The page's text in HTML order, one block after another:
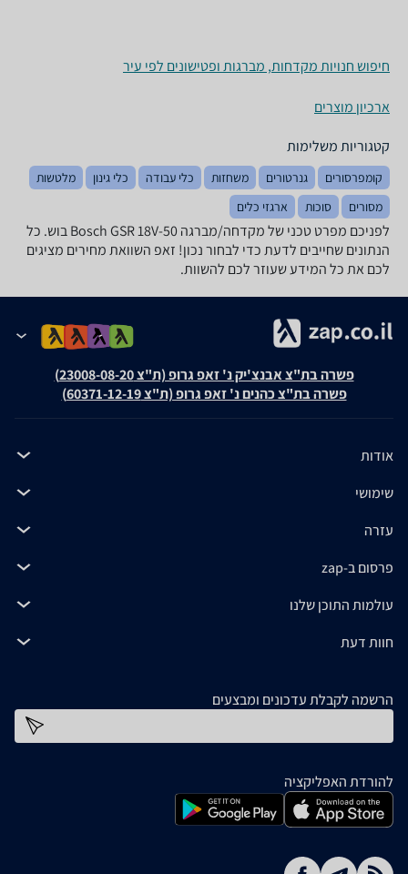
חיפוש חנויות מקדחות, מברגות ופטישונים לפי עיר
ארכיון מוצרים
קטגוריות משלימות
קומפרסורים גנרטורים משחזות כלי עבודה כלי גינון
מלטשות
מסורים
סוכות ארגזי כלים
לפניכם מפרט טכני של ‏מקדחה/מברגה Bosch GSR 18V-50 בוש. כל
הנתונים שחייבים לדעת כדי לבחור נכון! זאפ השוואת מחירים מציגים
לכם את כל המידע שעוזר לכם להשוות.
פשרה בת"צ אבנצ'יק נ' זאפ גרופ (ת"צ 23008-08-20)
פשרה בת"צ כהנים נ' זאפ גרופ (ת"צ 60371-12-19)
אודות
שימושי
עזרה
פרסום ב-zap
עולמות התוכן שלנו
חוות דעת
הרשמה לקבלת עדכונים ומבצעים
להורדת האפליקציה